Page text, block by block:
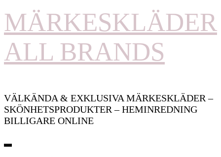
MÄRKESKLÄDER
ALL BRANDS
VÄLKÄNDA & EXKLUSIVA MÄRKESKLÄDER –
SKÖNHETSPRODUKTER – HEMINREDNING
BILLIGARE ONLINE